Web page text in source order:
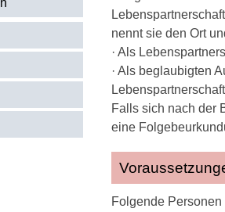
nennt sie den Ort
· Als
· Als beglaubigten
Falls sich nach der
eine
Folgende